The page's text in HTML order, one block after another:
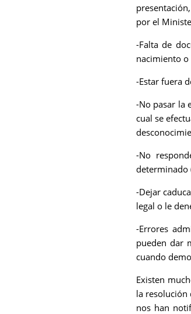
por el
-Falta de
nacimiento
-Estar fuera
-No pasar la
cual se
-No
determinado
-Dejar
legal o le
-Errores
pueden dar
cuando
Existen
la resolución
nos han